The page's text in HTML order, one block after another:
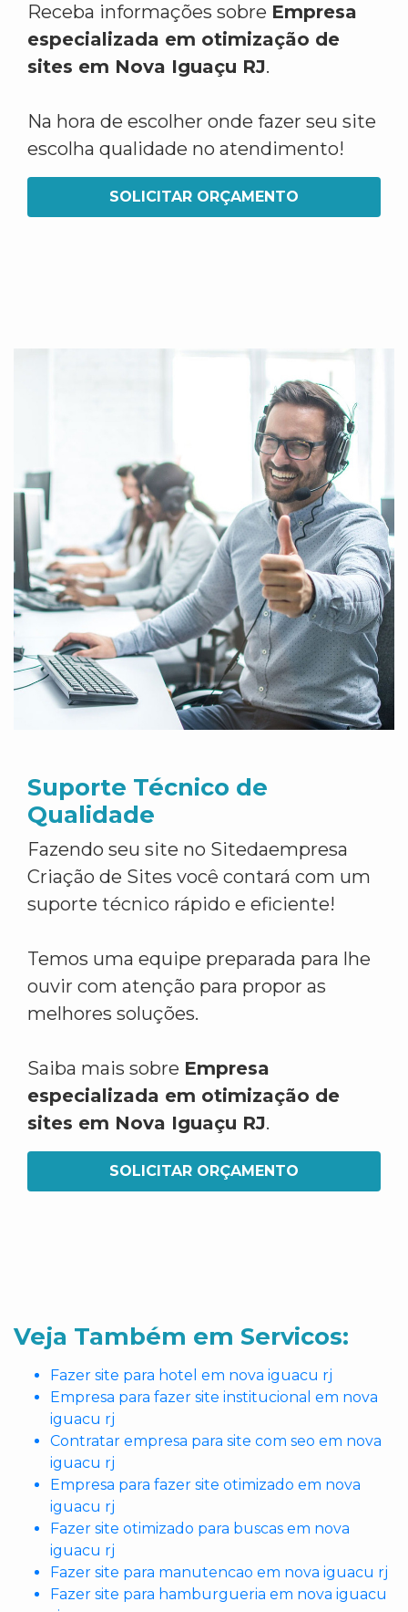
Receba informações sobre Empresa
especializada em otimização de
sites em Nova Iguaçu RJ.
Na hora de escolher onde fazer seu site
escolha qualidade no atendimento!
SOLICITAR ORÇAMENTO
Suporte Técnico de
Qualidade
Fazendo seu site no Sitedaempresa
Criação de Sites você contará com um
suporte técnico rápido e eficiente!
Temos uma equipe preparada para lhe
ouvir com atenção para propor as
melhores soluções.
Saiba mais sobre Empresa
especializada em otimização de
sites em Nova Iguaçu RJ.
SOLICITAR ORÇAMENTO
Veja Também em Servicos:
Fazer site para hotel em nova iguacu rj
Empresa para fazer site institucional em nova
iguacu rj
Contratar empresa para site com seo em nova
iguacu rj
Empresa para fazer site otimizado em nova
iguacu rj
Fazer site otimizado para buscas em nova
iguacu rj
Fazer site para manutencao em nova iguacu rj
Fazer site para hamburgueria em nova iguacu